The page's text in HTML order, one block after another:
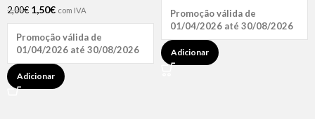
2,00€ 1,50€ com IVA
Promoção válida de
01/04/2026 até 30/08/2026
Adicionar
Promoção válida de
01/04/2026 até 30/08/2026
Adicionar